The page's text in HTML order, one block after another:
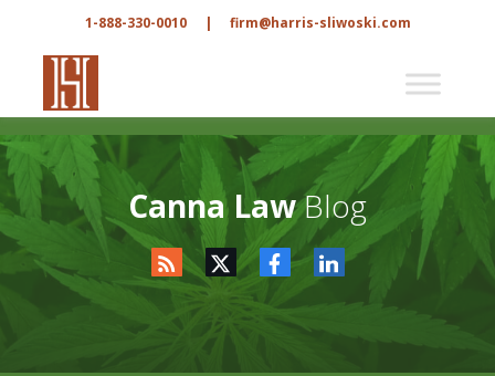
1-888-330-0010 | firm@harris-sliwoski.com
Canna LawBlog